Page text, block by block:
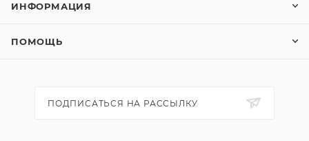
ИНФОРМАЦИЯ
ПОМОЩЬ
ПОДПИСАТЬСЯ НА РАССЫЛКУ